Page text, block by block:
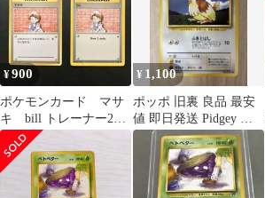
¥900
ポケモンカード マサ
キ bill トレーナー2枚
セット
¥ 1,100
ポッポ 旧裏 良品 最安
値 即日発送 Pidgey ポ
ケモンカード